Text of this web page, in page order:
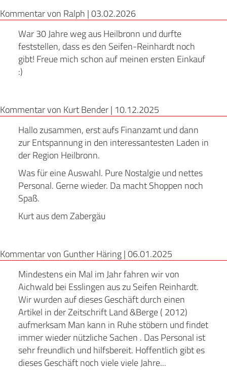
Kommentar von Ralph |03.02.2026
War 30 Jahre weg aus Heilbronn und durfte
feststellen, dass es den Seifen-Reinhardt noch
gibt! Freue mich schon auf meinen ersten Einkauf
:)
Kommentar von Kurt Bender | 10.12.2025
Hallo zusammen, erst aufs Finanzamt und dann
zur Entspannung in den interessantesten Laden in
der Region Heilbronn.
Was für eine Auswahl. Pure Nostalgie und nettes
Personal. Gerne wieder. Da macht Shoppen noch
Spaß.
Kurt aus dem Zabergäu
Kommentar von Gunther Häring |06.01.2025
Mindestens ein Mal im Jahr fahren wir von
Aichwald bei Esslingen aus zu Seifen Reinhardt.
Wir wurden auf dieses Geschäft durch einen
Artikel in der Zeitschrift Land &Berge ( 2012)
aufmerksam Man kann in Ruhe stöbern und findet
immer wieder nützliche Sachen . Das Personal ist
sehr freundlich und hilfsbereit. Hoffentlich gibt es
dieses Geschäft noch viele viele Jahre...